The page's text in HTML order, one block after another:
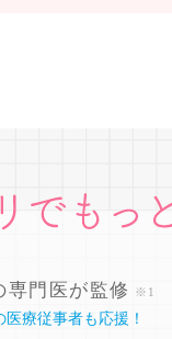
専門医が監修 ※1
医療従事者も応援！